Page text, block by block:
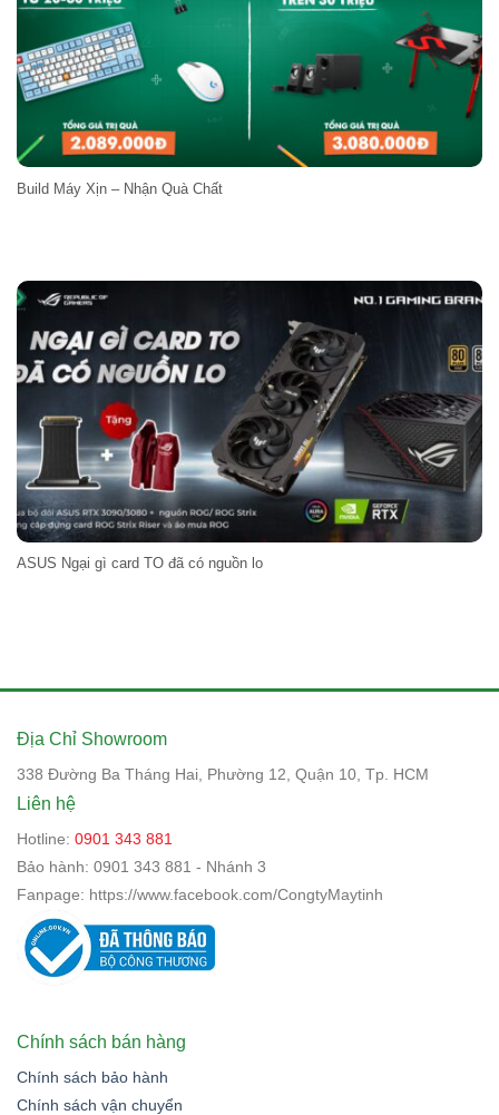
Build Máy Xịn – Nhận Quà Chất
ASUS Ngại gì card TO đã có nguồn lo
Địa Chỉ Showroom
338 Đường Ba Tháng Hai, Phường 12, Quận 10, Tp. HCM
Liên hệ
Hotline: 0901 343 881
Bảo hành: 0901 343 881 - Nhánh 3
Fanpage: https://www.facebook.com/CongtyMaytinh
Chính sách bán hàng
Chính sách bảo hành
Chính sách vận chuyển